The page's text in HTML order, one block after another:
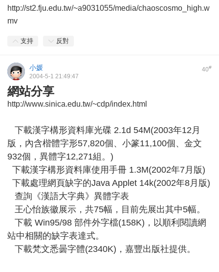
http://st2.fju.edu.tw/~a9031055/media/chaoscosmo_high.w
mv
支持 反對
40#
小媛
2004-5-1 21:49:47
網站分享
http://www.sinica.edu.tw/~cdp/index.html
下載漢字構形資料庫光碟 2.1d 54M(2003年12月
版，內含楷體字形57,820個、小篆11,100個、金文
932個，異體字12,271組。)
下載漢字構形資料庫使用手冊 1.3M(2002年7月版)
下載處理網頁缺字的Java Applet 14k(2002年8月版)
查詢《漢語大字典》異體字表
王心怡族徽展示，共75幅，目前先展出其中5幅。
下載 Win95/98 部件外字檔(158K)，以順利閱讀網
站中相關的缺字表達式。
下載梵文悉曇字體(2340K)，嘉豐出版社提供。